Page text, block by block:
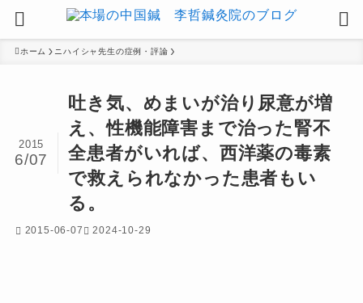
ホーム ニハイシャ先生の症例・評論
吐き気、めまいが治り尿意が増
え、性機能障害まで治った腎不
全患者がいれば、西洋薬の毒素
で救えられなかった患者もい
る。
2015
6/07
2015-06-07 2024-10-29